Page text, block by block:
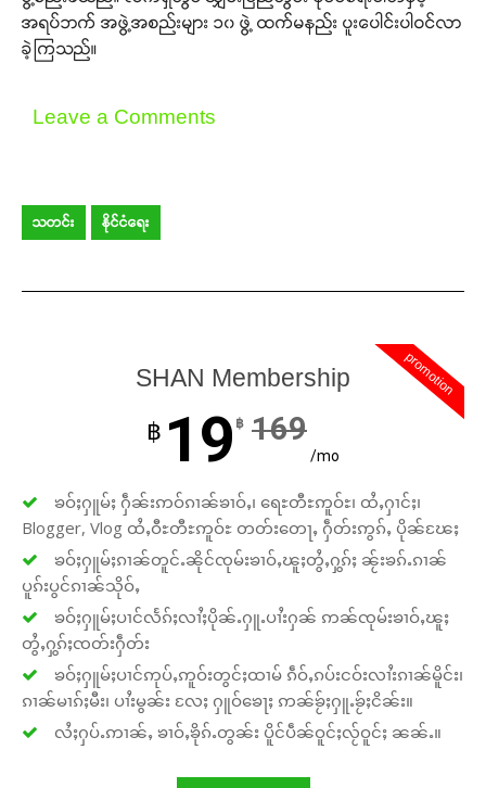
အရပ်ဘက် အဖွဲ့အစည်းများ ၁၀ ဖွဲ့ ထက်မနည်း ပူးပေါင်းပါဝင်လာ
ခဲ့ကြသည်။
Leave a Comments
သတင်း နိုင်ငံရေး
promotion
SHAN Membership
฿ 19 ฿ 169
/mo
ၶဝ်ႈႁူမ်ႈ ႁဵၼ်းဢဝ်ၵၢၼ်ၶၢဝ်ႇ၊ ရေႊတီႊဢူဝ်ႊ၊ ထႆႇႁၢင်ႈ၊
Blogger, Vlog ထႆႇဝီႊတီႊဢူဝ်ႊ တတ်းတေႃႇ ႁဵတ်းဢွၵ်ႇ ပိုၼ်ၽႄႈ
ၶဝ်ႈႁူမ်ႈၵၢၼ်တူင်ႉၼိုင်ၸုမ်းၶၢဝ်ႇၽူႈတွႆႇႁွၵ်ႈ ၼႂ်းၶၵ်ႉၵၢၼ်
ပူၵ်းပွင်ၵၢၼ်သိုဝ်ႇ
ၶဝ်ႈႁူမ်ႈပၢင်လႅၵ်ႈလၢႆႈပိုၼ်ႉႁူႉပၢႆးႁၼ် ဢၼ်ၸုမ်းၶၢဝ်ႇၽူႈ
တွႆႇႁွၵ်ႈၸတ်းႁဵတ်း
ၶဝ်ႈႁူမ်ႈပၢင်ဢုပ်ႇဢူဝ်းတွင်ႈထၢမ် ၵဵဝ်ႇၵပ်းငဝ်းလၢႆးၵၢၼ်မိူင်း၊
ၵၢၼ်မၢၵ်ႈမီး၊ ပၢႆးမွၼ်း လႄႈ ႁူဝ်ၶေႃႈ ဢၼ်ၶႂ်ႈႁူႉၶႂ်ႈငိၼ်း။
လႆႈႁပ်ႉဢၢၼ်ႇ ၶၢဝ်ႇၶိုၵ်ႉတွၼ်း ပိူင်ပဵၼ်ဝူင်ႈလႂ်ဝူင်ႈ ၼၼ်ႉ။